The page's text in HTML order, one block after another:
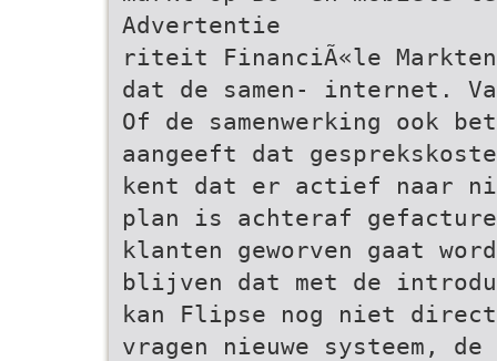
Advertentie
riteit FinanciÃ«le
dat de samen- internet.
Of de samenwerking ook
aangeeft dat
kent dat er actief naar
plan is achteraf
klanten geworven gaat
blijven dat met de
kan Flipse nog niet direct
vragen nieuwe systeem,